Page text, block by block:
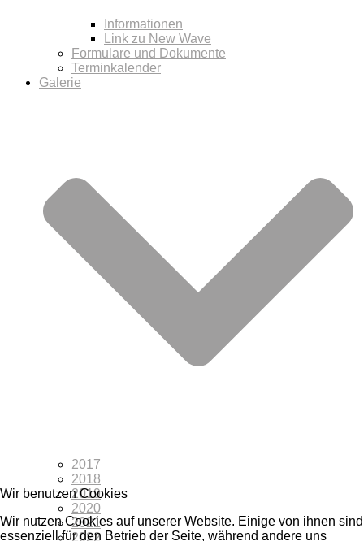
Informationen
Link zu New Wave
Formulare und Dokumente
Terminkalender
Galerie
2017
2018
2019
2020
2021
2022
Wir benutzen Cookies
Wir nutzen Cookies auf unserer Website. Einige von ihnen sind
essenziell für den Betrieb der Seite, während andere uns